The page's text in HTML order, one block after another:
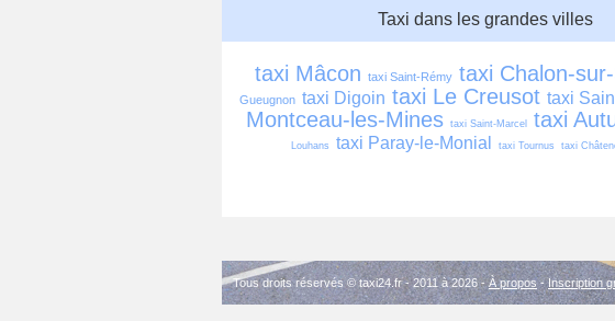
Taxi dans les grandes villes
taxi Mâcon taxi Saint-Rémy taxi Chalon-
Gueugnon taxi Digoin taxi Le Creusot taxi
Montceau-les-Mines taxi Saint-Marcel taxi
Louhans
taxi Paray-le-Monial taxi Tournus taxi
Tous droits réservés © taxi24.fr - 2011 à 2026 -À propos-Inscription